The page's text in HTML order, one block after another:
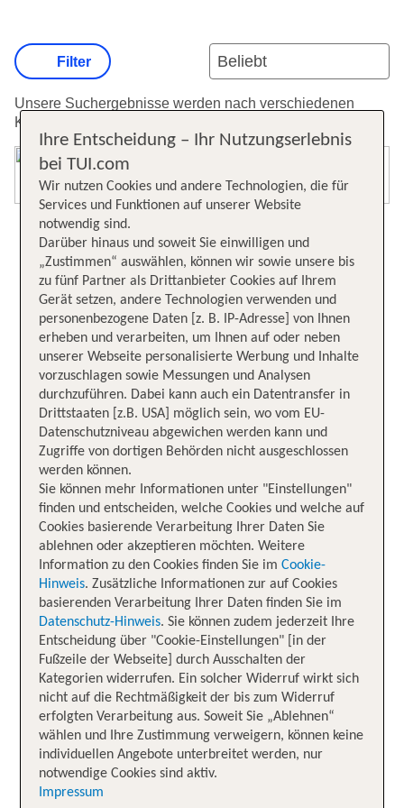
Unsere Suchergebnisse werden nach verschiedenen
Kriterien sortiert.
Filter
Ihre Entscheidung – Ihr Nutzungserlebnis
bei TUI.com
Wir nutzen Cookies und andere Technologien, die für
Services und Funktionen auf unserer Website
notwendig sind.
Darüber hinaus und soweit Sie einwilligen und
„Zustimmen“ auswählen, können wir sowie unsere bis
zu fünf Partner als Drittanbieter Cookies auf Ihrem
Gerät setzen, andere Technologien verwenden und
personenbezogene Daten [z. B. IP-Adresse] von Ihnen
erheben und verarbeiten, um Ihnen auf oder neben
unserer Webseite personalisierte Werbung und Inhalte
vorzuschlagen sowie Messungen und Analysen
durchzuführen. Dabei kann auch ein Datentransfer in
Drittstaaten [z.B. USA] möglich sein, wo vom EU-
Datenschutzniveau abgewichen werden kann und
Zugriffe von dortigen Behörden nicht ausgeschlossen
werden können.
Sie können mehr Informationen unter "Einstellungen"
finden und entscheiden, welche Cookies und welche auf
Cookies basierende Verarbeitung Ihrer Daten Sie
ablehnen oder akzeptieren möchten. Weitere
Information zu den Cookies finden Sie im Cookie-
Hinweis. Zusätzliche Informationen zur auf Cookies
basierenden Verarbeitung Ihrer Daten finden Sie im
Datenschutz-Hinweis. Sie können zudem jederzeit Ihre
Entscheidung über "Cookie-Einstellungen" [in der
Fußzeile der Webseite] durch Ausschalten der
Kategorien widerrufen. Ein solcher Widerruf wirkt sich
nicht auf die Rechtmäßigkeit der bis zum Widerruf
erfolgten Verarbeitung aus. Soweit Sie „Ablehnen“
wählen und Ihre Zustimmung verweigern, können keine
individuellen Angebote unterbreitet werden, nur
notwendige Cookies sind aktiv.
Impressum